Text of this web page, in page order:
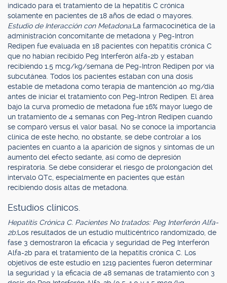
indicado para el tratamiento de la hepatitis C crónica
solamente en pacientes de 18 años de edad o mayores.
Estudio de Interacción con Metadona:La farmacocinética de la
administración concomitante de metadona y Peg-Intron
Redipen fue evaluada en 18 pacientes con hepatitis crónica C
que no habían recibido Peg Interferón alfa-2b y estaban
recibiendo 1.5 mcg/kg/semana de Peg-Intron Redipen por vía
subcutánea. Todos los pacientes estaban con una dosis
estable de metadona como terapia de mantención 40 mg/día
antes de iniciar el tratamiento con Peg-Intron Redipen. El área
bajo la curva promedio de metadona fue 16% mayor luego de
un tratamiento de 4 semanas con Peg-Intron Redipen cuando
se comparó versus el valor basal. No se conoce la importancia
clínica de este hecho, no obstante, se debe controlar a los
pacientes en cuanto a la aparición de signos y síntomas de un
aumento del efecto sedante, así como de depresión
respiratoria. Se debe considerar el riesgo de prolongación del
intervalo QTc, especialmente en pacientes que están
recibiendo dosis altas de metadona.
Estudios clínicos.
Hepatitis Crónica C. Pacientes No tratados: Peg Interferón Alfa-
2b:Los resultados de un estudio multicéntrico randomizado, de
fase 3 demostraron la eficacia y seguridad de Peg Interferón
Alfa-2b para el tratamiento de la hepatitis crónica C. Los
objetivos de este estudio en 1219 pacientes fueron determinar
la seguridad y la eficacia de 48 semanas de tratamiento con 3